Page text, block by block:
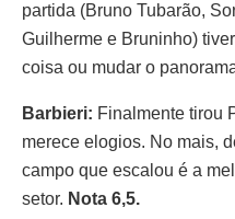
partida (Bruno Tubarão,
Guilherme e Bruninho)
coisa ou mudar o
Barbieri: Finalmente tirou
merece elogios. No mais,
campo que escalou é a
setor. Nota 6,5.